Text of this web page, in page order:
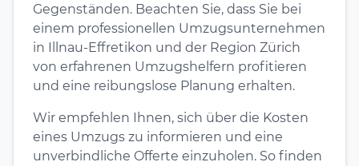
Gegenständen. Beachten Sie, dass Sie bei
einem professionellen Umzugsunternehmen
in Illnau-Effretikon und der Region Zürich
von erfahrenen Umzugshelfern profitieren
und eine reibungslose Planung erhalten.
Wir empfehlen Ihnen, sich über die Kosten
eines Umzugs zu informieren und eine
unverbindliche Offerte einzuholen. So finden